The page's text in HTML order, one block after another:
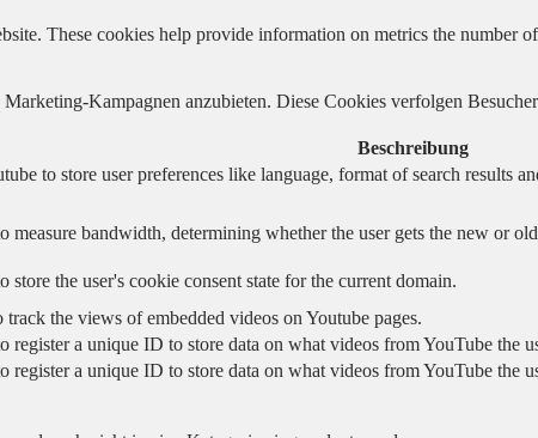
These cookies help provide information on metrics the number
Kampagnen anzubieten. Diese Cookies verfolgen
Beschreibung
to store user preferences like language, format of search results
measure bandwidth, determining whether the user gets the new or
store the user's cookie consent state for the current domain.
track the views of embedded videos on Youtube pages.
register a unique ID to store data on what videos from YouTube the
register a unique ID to store data on what videos from YouTube the